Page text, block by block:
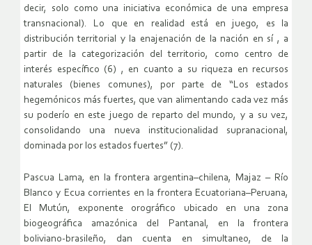
decir, solo como una iniciativa económica de una empresa
transnacional). Lo que en realidad está en juego, es la
distribución territorial y la enajenación de la nación en sí , a
partir de la categorización del territorio, como centro de
interés específico (6) , en cuanto a su riqueza en recursos
naturales (bienes comunes), por parte de “Los estados
hegemónicos más fuertes, que van alimentando cada vez más
su poderío en este juego de reparto del mundo, y a su vez,
consolidando una nueva institucionalidad supranacional,
dominada por los estados fuertes” (7).
Pascua Lama, en la frontera argentina–chilena, Majaz – Río
Blanco y Ecua corrientes en la frontera Ecuatoriana–Peruana,
El Mutún, exponente orográfico ubicado en una zona
biogeográfica amazónica del Pantanal, en la frontera
boliviano-brasileño, dan cuenta en simultaneo, de la